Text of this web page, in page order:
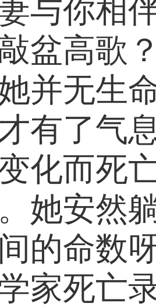
与你相
盆高歌
并无生
有了气
化而死
她安然
的命数
家死亡